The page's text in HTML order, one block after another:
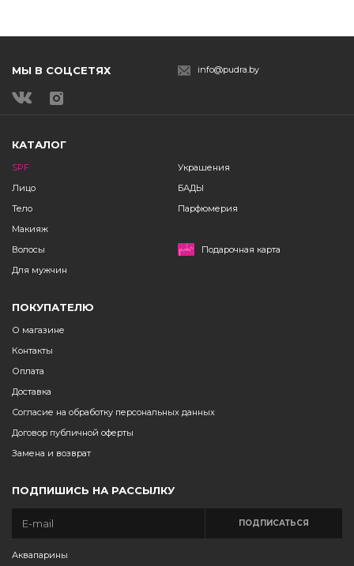
МЫ В СОЦСЕТЯХ info@pudra.by
КАТАЛОГ
SPF
Лицо
Тело
Макияж
Волосы
Для мужчин
Украшения
БАДЫ
Парфюмерия
Подарочная карта
ПОКУПАТЕЛЮ
О магазине
Контакты
Оплата
Доставка
Согласие на обработку персональных данных
Договор публичной оферты
Замена и возврат
ПОДПИШИСЬ НА РАССЫЛКУ
ПОДПИСАТЬСЯ
Аквапарины